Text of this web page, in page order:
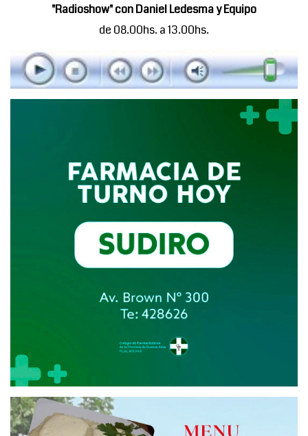
"Radioshow" con Daniel Ledesma y Equipo
de 08.00hs. a 13.00hs.